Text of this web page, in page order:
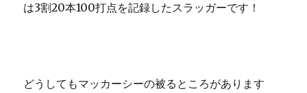
は3割20本100打点を記録したスラッガーです！
どうしてもマッカーシーの被るところがあります